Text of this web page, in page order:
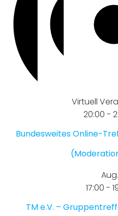
Virtuell
20:00 -
Bundesweites Online-
Aug.
17:00 -
TM e.V. –